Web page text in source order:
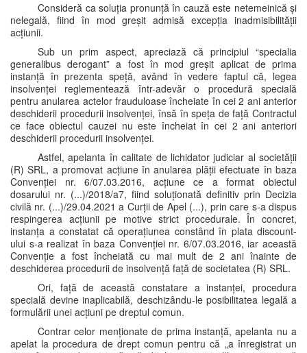
Consideră ca soluția pronunță în cauză este netemeinică și
nelegală, fiind în mod greșit admisă excepția inadmisibilității
acțiunii.
Sub un prim aspect, apreciază că principiul “specialia
generalibus derogant” a fost în mod greșit aplicat de prima
instanță în prezenta speță, având în vedere faptul că, legea
insolvenței reglementează într-adevăr o procedură specială
pentru anularea actelor frauduloase încheiate în cei 2 ani anterior
deschiderii procedurii insolvenței, însă în speța de față Contractul
ce face obiectul cauzei nu este încheiat în cei 2 ani anteriori
deschiderii procedurii insolvenței.
Astfel, apelanta în calitate de lichidator judiciar al societății
(R) SRL, a promovat acțiune în anularea plății efectuate în baza
Convenției nr. 6/07.03.2016, acțiune ce a format obiectul
dosarului nr. (...)/2018/a7, fiind soluționată definitiv prin Decizia
civilă nr. (...)/29.04.2021 a Curții de Apel (...), prin care s-a dispus
respingerea acțiunii pe motive strict procedurale. În concret,
instanța a constatat că operațiunea constând în plata discount-
ului s-a realizat în baza Convenției nr. 6/07.03.2016, iar această
Convenție a fost încheiată cu mai mult de 2 ani înainte de
deschiderea procedurii de insolvență față de societatea (R) SRL.
Ori, față de această constatare a instanței, procedura
specială devine inaplicabilă, deschizându-le posibilitatea legală a
formulării unei acțiuni pe dreptul comun.
Contrar celor menționate de prima instanță, apelanta nu a
apelat la procedura de drept comun pentru că „a înregistrat un